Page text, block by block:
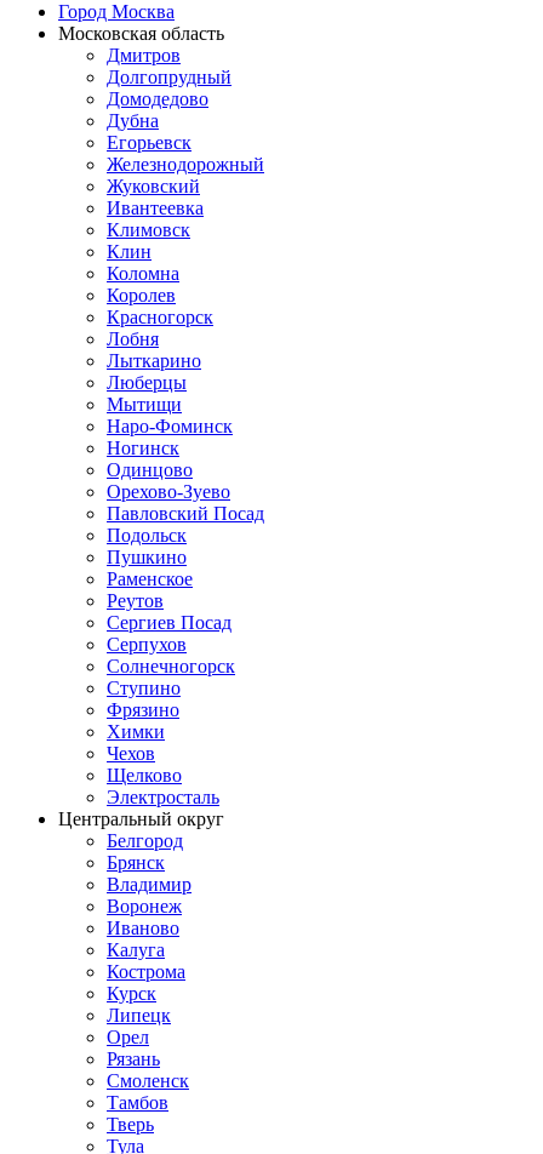
Город Москва
Московская область
Дмитров
Долгопрудный
Домодедово
Дубна
Егорьевск
Железнодорожный
Жуковский
Ивантеевка
Климовск
Клин
Коломна
Королев
Красногорск
Лобня
Лыткарино
Люберцы
Мытищи
Наро-Фоминск
Ногинск
Одинцово
Орехово-Зуево
Павловский Посад
Подольск
Пушкино
Раменское
Реутов
Сергиев Посад
Серпухов
Солнечногорск
Ступино
Фрязино
Химки
Чехов
Щелково
Электросталь
Центральный округ
Белгород
Брянск
Владимир
Воронеж
Иваново
Калуга
Кострома
Курск
Липецк
Орел
Рязань
Смоленск
Тамбов
Тверь
Тула